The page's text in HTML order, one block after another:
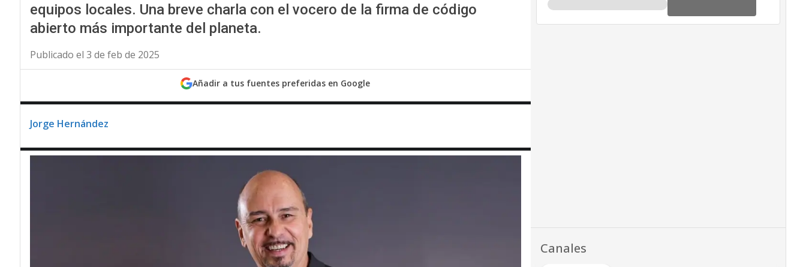
equipos locales. Una breve charla con el vocero de la firma de código
abierto más importante del planeta.
Publicado el 3 de feb de 2025
Añadir a tus fuentes preferidas en Google
Jorge Hernández
Canales